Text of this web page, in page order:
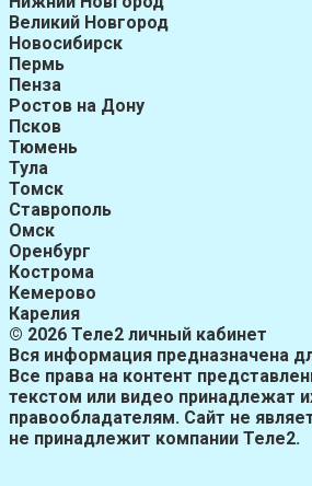
Великий Новгород
Новосибирск
Пермь
Пенза
Ростов на Дону
Псков
Тюмень
Тула
Томск
Ставрополь
Омск
Оренбург
Кострома
Кемерово
Карелия
© 2026 Теле2 личный кабинет
Вся информация предназначена
Все права на контент
текстом или видео принадлежат
правообладателям. Сайт не
не принадлежит компании Теле2.